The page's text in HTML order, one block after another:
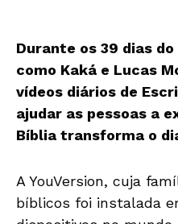
Durante os 39 dias
como Kaká e Lucas
vídeos diários de
ajudar as pessoas a
Bíblia transforma o
A YouVersion, cuja
bíblicos foi instalada